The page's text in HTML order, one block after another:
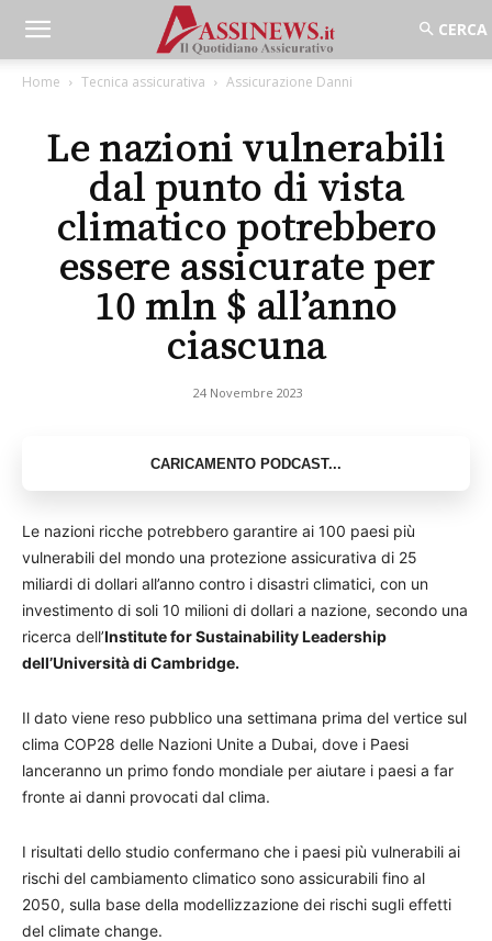
Home Tecnica assicurativa Assicurazione Danni
Le nazioni vulnerabili
dal punto di vista
climatico potrebbero
essere assicurate per
10 mln $ all’anno
ciascuna
24 Novembre 2023
Le nazioni ricche potrebbero garantire ai 100 paesi più
vulnerabili del mondo una protezione assicurativa di 25
miliardi di dollari all’anno contro i disastri climatici, con un
investimento di soli 10 milioni di dollari a nazione, secondo una
ricerca dell’Institute for Sustainability Leadership
dell’Università di Cambridge.
Il dato viene reso pubblico una settimana prima del vertice sul
clima COP28 delle Nazioni Unite a Dubai, dove i Paesi
lanceranno un primo fondo mondiale per aiutare i paesi a far
fronte ai danni provocati dal clima.
I risultati dello studio confermano che i paesi più vulnerabili ai
rischi del cambiamento climatico sono assicurabili fino al
2050, sulla base della modellizzazione dei rischi sugli effetti
del climate change.